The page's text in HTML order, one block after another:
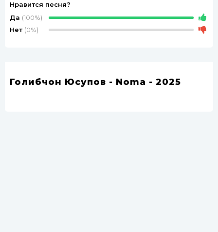
Нравится песня?
Да (100%)
Нет (0%)
Голибчон Юсупов - Noma - 2025